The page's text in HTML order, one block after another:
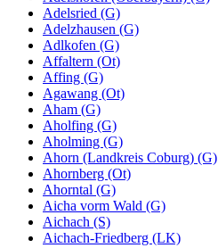
Adelsried (G)
Adelzhausen (G)
Adlkofen (G)
Affaltern (Ot)
Affing (G)
Agawang (Ot)
Aham (G)
Aholfing (G)
Aholming (G)
Ahorn (Landkreis Coburg) (G)
Ahornberg (Ot)
Ahorntal (G)
Aicha vorm Wald (G)
Aichach (S)
Aichach-Friedberg (LK)